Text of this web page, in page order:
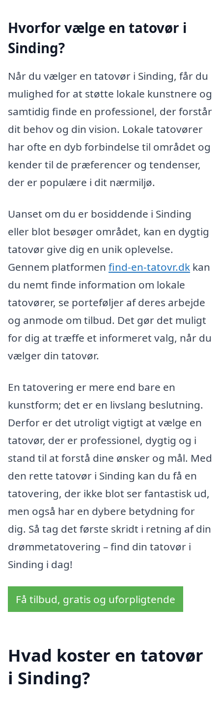
Hvorfor vælge en tatovør i
Sinding?
Når du vælger en tatovør i Sinding, får du
mulighed for at støtte lokale kunstnere og
samtidig finde en professionel, der forstår
dit behov og din vision. Lokale tatovører
har ofte en dyb forbindelse til området og
kender til de præferencer og tendenser,
der er populære i dit nærmiljø.
Uanset om du er bosiddende i Sinding
eller blot besøger området, kan en dygtig
tatovør give dig en unik oplevelse.
Gennem platformen find-en-tatovr.dk kan
du nemt finde information om lokale
tatovører, se porteføljer af deres arbejde
og anmode om tilbud. Det gør det muligt
for dig at træffe et informeret valg, når du
vælger din tatovør.
En tatovering er mere end bare en
kunstform; det er en livslang beslutning.
Derfor er det utroligt vigtigt at vælge en
tatovør, der er professionel, dygtig og i
stand til at forstå dine ønsker og mål. Med
den rette tatovør i Sinding kan du få en
tatovering, der ikke blot ser fantastisk ud,
men også har en dybere betydning for
dig. Så tag det første skridt i retning af din
drømmetatovering – find din tatovør i
Sinding i dag!
Få tilbud, gratis og uforpligtende
Hvad koster en tatovør
i Sinding?